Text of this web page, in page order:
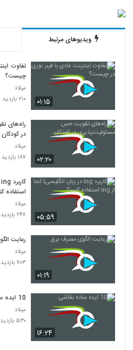
ویدیوهای مرتبط
۰۱:۱۵
تفاوت
چیست؟
میلاد
۲۱۰ بازدید
۰۲:۲۰
راه‌های
در کودکان
میلاد
۱۸۷ بازدید
۰۵:۵۹
استفاده
میلاد
۲۴۸ بازدید
۰۱:۱۹
رعایت
میلاد
۷۰۳ بازدید
۱۶:۲۴
10 ایده ساده نقاشی
میلاد
۵۳۰ بازدید